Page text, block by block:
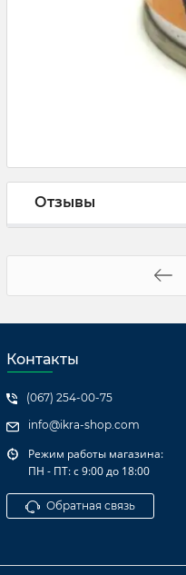
Отзывы
Контакты
(067) 254-00-75
info@ikra-shop.com
Режим работы магазина:
ПН - ПТ: с 9:00 до 18:00
Обратная связь